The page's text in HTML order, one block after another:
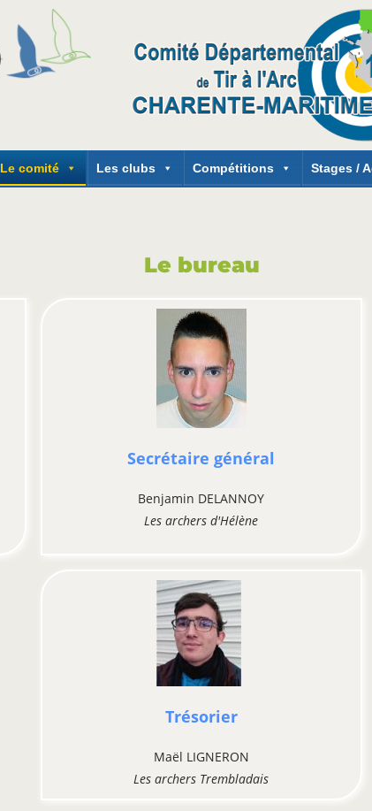
Le comité Les clubs Compétitions Stages /
Le bureau
Secrétaire général
Benjamin DELANNOY
Les archers d'Hélène
Trésorier
Maël LIGNERON
Les archers Trembladais